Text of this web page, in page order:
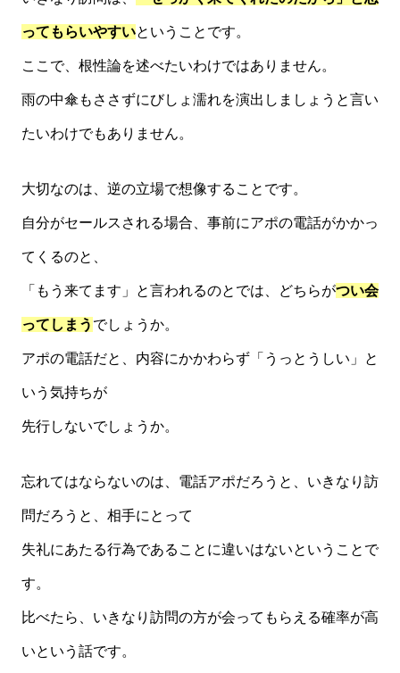
ってもらいやすいということです。
ここで、根性論を述べたいわけではありません。
雨の中傘もささずにびしょ濡れを演出しましょうと言い
たいわけでもありません。
大切なのは、逆の立場で想像することです。
自分がセールスされる場合、事前にアポの電話がかかっ
てくるのと、
「もう来てます」と言われるのとでは、どちらがつい会
ってしまう でしょうか。
アポの電話だと、内容にかかわらず「うっとうしい」と
いう気持ちが
先行しないでしょうか。
忘れてはならないのは、電話アポだろうと、いきなり訪
問だろうと、相手にとって
失礼にあたる行為であることに違いはないということで
す。
比べたら、いきなり訪問の方が会ってもらえる確率が高
いという話です。